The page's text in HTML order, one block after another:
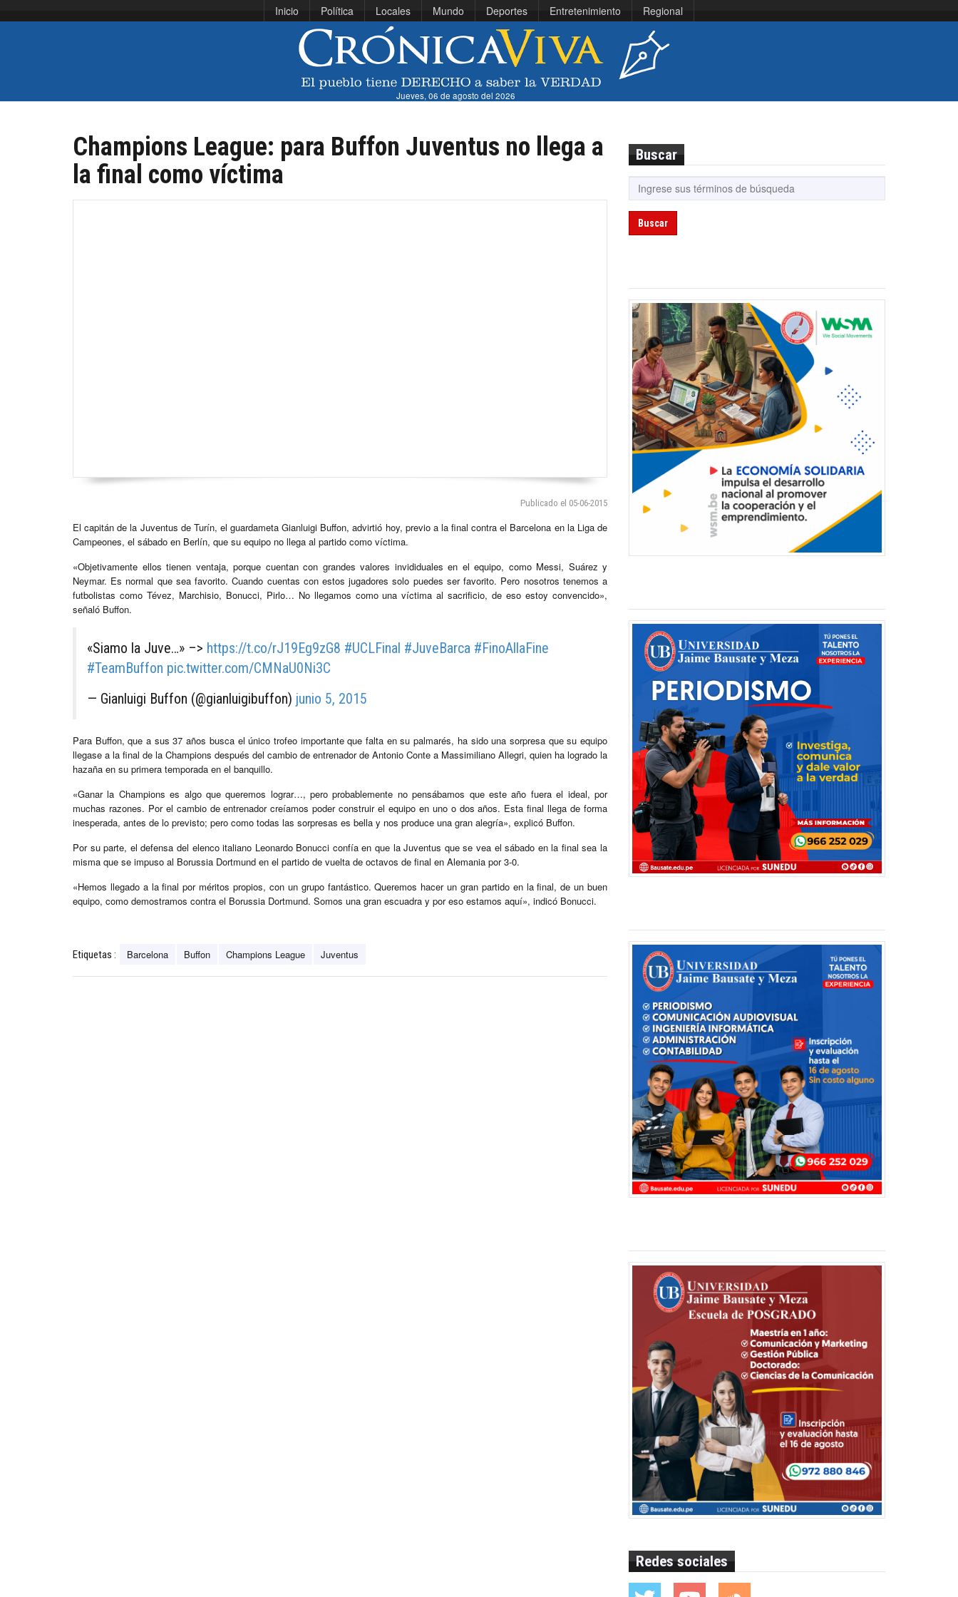
Inicio Política Locales Mundo Deportes Entretenimiento Regional
Jueves, 06 de agosto del 2026
Champions League: para Buffon Juventus no llega a
la final como víctima
Publicado el 05-06-2015
El capitán de la Juventus de Turín, el guardameta Gianluigi Buffon, advirtió hoy, previo a la final contra el Barcelona en la Liga de
Campeones, el sábado en Berlín, que su equipo no llega al partido como víctima.
«Objetivamente ellos tienen ventaja, porque cuentan con grandes valores invididuales en el equipo, como Messi, Suárez y
Neymar. Es normal que sea favorito. Cuando cuentas con estos jugadores solo puedes ser favorito. Pero nosotros tenemos a
futbolistas como Tévez, Marchisio, Bonucci, Pirlo… No llegamos como una víctima al sacrificio, de eso estoy convencido»,
señaló Buffon.
«Siamo la Juve…» –> https://t.co/rJ19Eg9zG8 #UCLFinal #JuveBarca #FinoAllaFine
#TeamBuffon pic.twitter.com/CMNaU0Ni3C
— Gianluigi Buffon (@gianluigibuffon) junio 5, 2015
Para Buffon, que a sus 37 años busca el único trofeo importante que falta en su palmarés, ha sido una sorpresa que su equipo
llegase a la final de la Champions después del cambio de entrenador de Antonio Conte a Massimiliano Allegri, quien ha logrado la
hazaña en su primera temporada en el banquillo.
«Ganar la Champions es algo que queremos lograr…, pero probablemente no pensábamos que este año fuera el ideal, por
muchas razones. Por el cambio de entrenador creíamos poder construir el equipo en uno o dos años. Esta final llega de forma
inesperada, antes de lo previsto; pero como todas las sorpresas es bella y nos produce una gran alegría», explicó Buffon.
Por su parte, el defensa del elenco italiano Leonardo Bonucci confía en que la Juventus que se vea el sábado en la final sea la
misma que se impuso al Borussia Dortmund en el partido de vuelta de octavos de final en Alemania por 3-0.
«Hemos llegado a la final por méritos propios, con un grupo fantástico. Queremos hacer un gran partido en la final, de un buen
equipo, como demostramos contra el Borussia Dortmund. Somos una gran escuadra y por eso estamos aquí», indicó Bonucci.
Etiquetas : Barcelona Buffon Champions League Juventus
Buscar
Buscar
Redes sociales